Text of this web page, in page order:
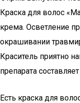
Краска для волос
крема. Осветление
окрашивании
Краситель приятно
препарата
Есть краска для